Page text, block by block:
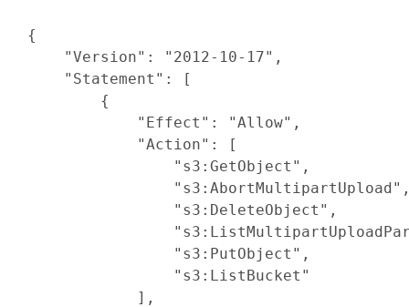
{
"Version" : "2012-10-17" ,
"Statement" :
[
{
"Effect" : "Allow" ,
"Action" :
[
"s3:GetObject" ,
"s3:AbortMultipartUpload"
"s3:DeleteObject" ,
"s3:PutObject" ,
"s3:ListBucket"
] ,